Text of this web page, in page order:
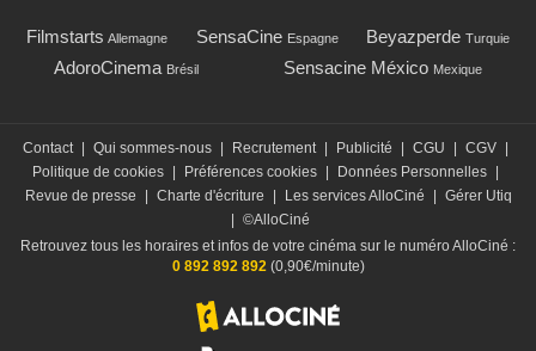
Filmstarts Allemagne SensaCine Espagne Beyazperde Turquie
AdoroCinema Brésil Sensacine México Mexique
Contact Qui sommes-nous Recrutement Publicité CGU CGV
Politique de cookies
Préférences cookies Données Personnelles
Revue de presse
Charte d'écriture Les services AlloCiné
Gérer Utiq
©AlloCiné
Retrouvez tous les horaires et infos de votre cinéma sur le numéro AlloCiné :
0 892 892 892(0,90€/minute)